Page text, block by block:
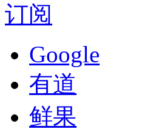
订阅
Google
有道
鲜果